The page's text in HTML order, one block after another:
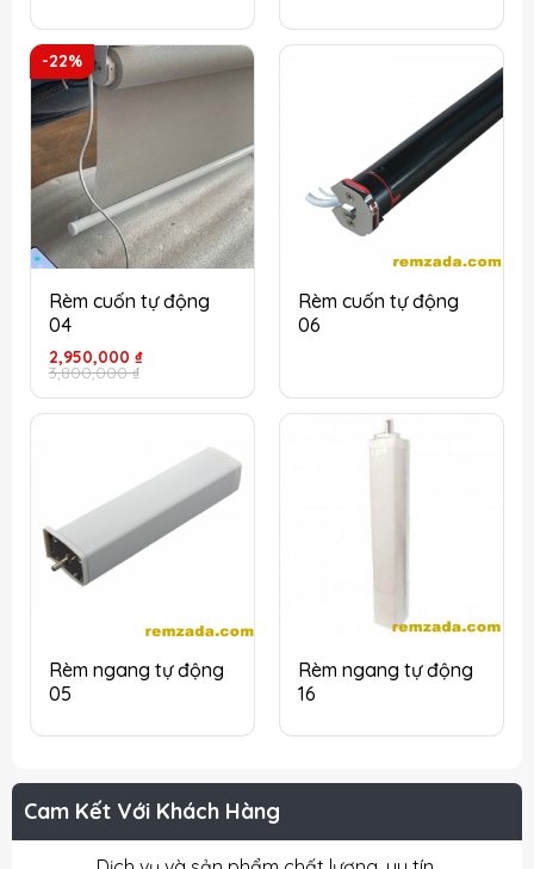
Cam Kết Với Khách Hàng
-22%
Rèm cuốn tự động
04
3,800,000₫
Giá
gốc
là:
3,800,000 ₫.
2,950,000 ₫
Giá
hiện
tại
là:
2,950,000 ₫.
Rèm cuốn tự động
06
Rèm ngang tự động
05
Rèm ngang tự động
16